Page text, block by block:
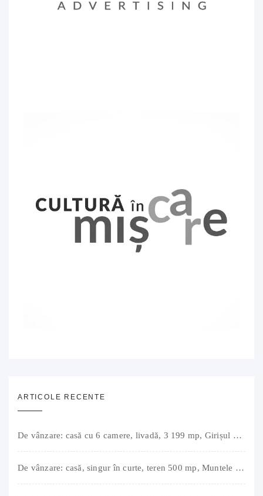
ARTICOLE RECENTE
De vânzare: casă cu 6 camere, livadă, 3 199 mp, Girișul Negru, Bihor, 42 000 Euro. Comision 0.
De vânzare: casă, singur în curte, teren 500 mp, Muntele Găina, Oradea. 157.000 € (negociabil). Comision 0.